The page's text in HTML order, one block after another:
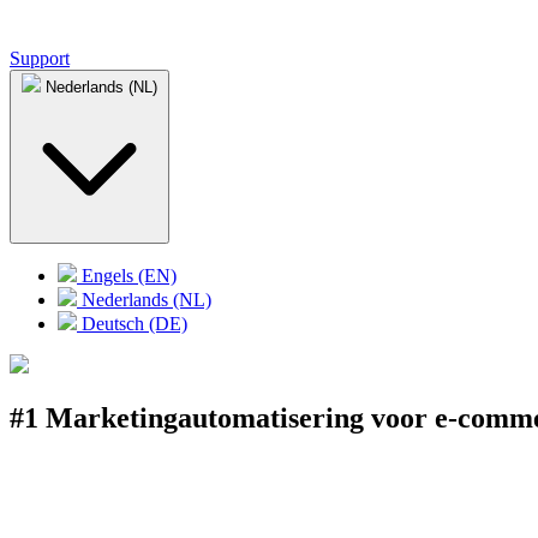
Support
Nederlands (NL)
Engels (EN)
Nederlands (NL)
Deutsch (DE)
#1 Marketingautomatisering voor e-